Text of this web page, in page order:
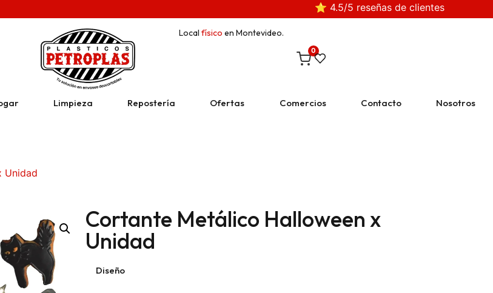
⭐ 4.5/5 reseñas de clientes
Local físico en Montevideo.
0
Limpieza Repostería Ofertas Comercios Contacto Nosotros
Unidad
Cortante Metálico Halloween x
Unidad
Diseño